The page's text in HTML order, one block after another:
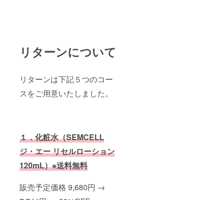
リターンについて
リターンは下記５つのコー
スをご用意いたしました。
１．化粧水（SEMCELL
ジ・エー リセルローション
120mL）※送料無料
販売予定価格 9,680円 →